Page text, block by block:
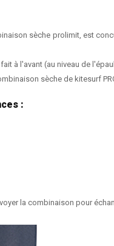
sèche prolimit, est
à l'avant (au niveau de
sèche de kitesurf
:
la combinaison pour